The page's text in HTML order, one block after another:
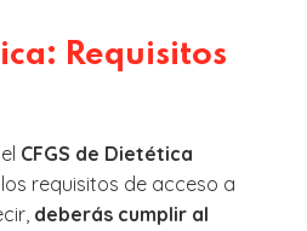
Requisitos
CFGS de Dietética
requisitos de acceso a
deberás cumplir al